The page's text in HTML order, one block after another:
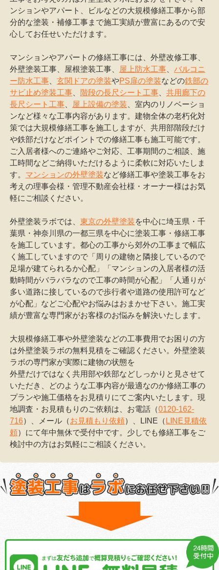
ンションやアパート、ビルなどの大規模修繕工事から部
分的な塗装・補修工事まで施工実績が豊富にあるので安
心してお任せいただけます。
マンションやアパートの修繕工事には、外壁改修工事、
外壁塗装工事、屋根塗装工事、
屋上防水工事
バルコニ
ー防水工事
玄関ドアの塗装やPS扉の塗装などの鉄部の
サビ止め塗装工事
階段の長尺シート工事
共用廊下の
長尺シート工事
屋上設備の塗装 、室内のリノベーショ
ンなど様々な工事内容があります。建物全体の老朽化対
策では大規模修繕工事を施工しますが、共用部階段だけ
や鉄部だけなどポイントでの修繕工事も施工可能です。
ご入居者様へのご連絡やご対応、工事期間のご相談、施
工時間などご納得いただけるように柔軟に対応いたしま
す。 マンションの外壁塗装など修繕工事や塗装工事をお
考えの理事会様・管理不動産会社様・オーナー様はお気
軽にご相談ください。
外壁塗装ラボでは、 東京の外壁塗装を中心に埼玉県・千
葉県・神奈川県の一都三県を中心に塗装工事・修繕工事
を施工しています。都心の工事から郊外の工事まで幅広
く施工していますので「周りの建物と隣接しているので
足場が建てられるか心配」「マンションの入居者様の活
動時間がバラバラなので工事の時間が心配」「人通りが
多い道路に接しているので歩行者や道路の使用許可など
が心配」などご心配やお悩みはおまかせ下さい。施工実
績が豊富な専門家がお客様のお悩みを解決いたします。
大規模修繕工事や外壁塗装などの工事費用でお困りの方
は外壁塗装ラボの無料見積をご確認ください。外壁塗装
ラボの専門家が実際に建物の状態を
外壁だけではなく共用部や鉄部などしっかりと見させて
いただき、どのような工事内容が最適なのか修繕工事の
プランや施工価格をお見積りにてご案内いたします。現
地調査・お見積もりのご依頼は、お電話（0120-162-
716）、メール（お見積もり依頼）、LINE（ LINE見積依
頼）にて年中無休で受付中です。少しでも修繕工事をご
検討中の方はお気軽にご相談ください。